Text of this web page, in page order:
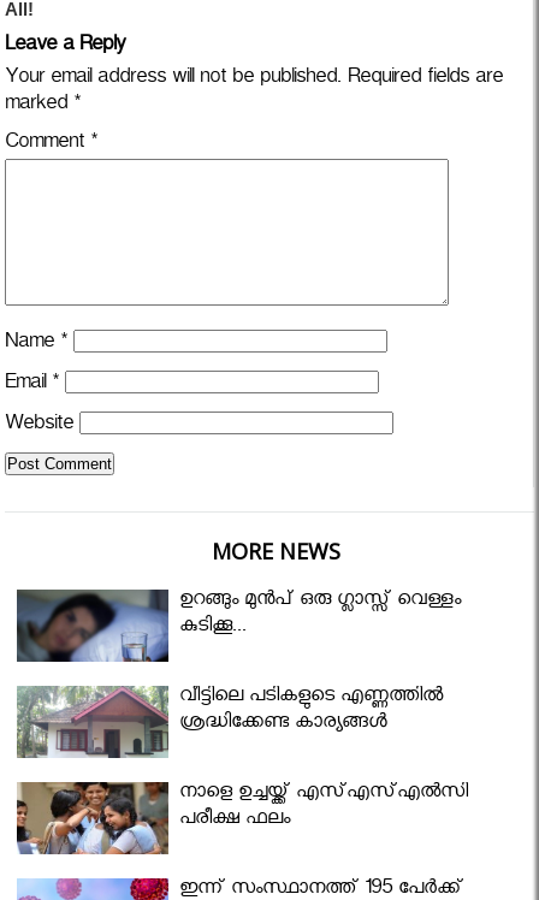
Leave a Reply
Your email address will not be published. Required fields are
marked *
Comment *
Name *
Email *
Website
MORE NEWS
ഉറങ്ങും മുന്‍പ് ഒരു ഗ്ലാസ്സ് വെള്ളം
കുടിക്കൂ...
വീട്ടിലെ പടികളുടെ എണ്ണത്തിൽ
ശ്രദ്ധിക്കേണ്ട കാര്യങ്ങൾ
നാളെ ഉച്ചയ്ക്ക് എസ്എസ്എല്‍സി
പരീക്ഷ ഫലം
ഇന്ന് സംസ്ഥാനത്ത് 195 പേര്‍ക്ക്